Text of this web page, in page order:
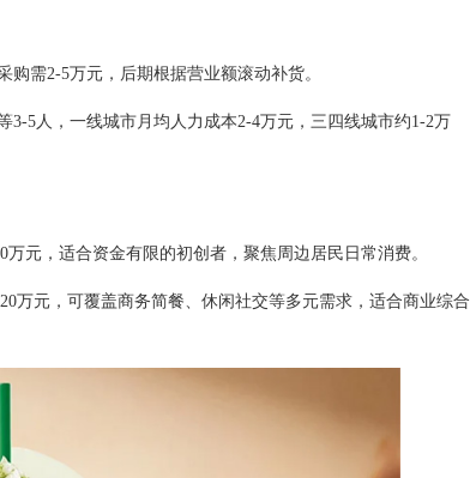
需2-5万元，后期根据营业额滚动补货。
5人，一线城市月均人力成本2-4万元，三四线城市约1-2万
，适合资金有限的初创者，聚焦周边居民日常消费。
元，可覆盖商务简餐、休闲社交等多元需求，适合商业综合